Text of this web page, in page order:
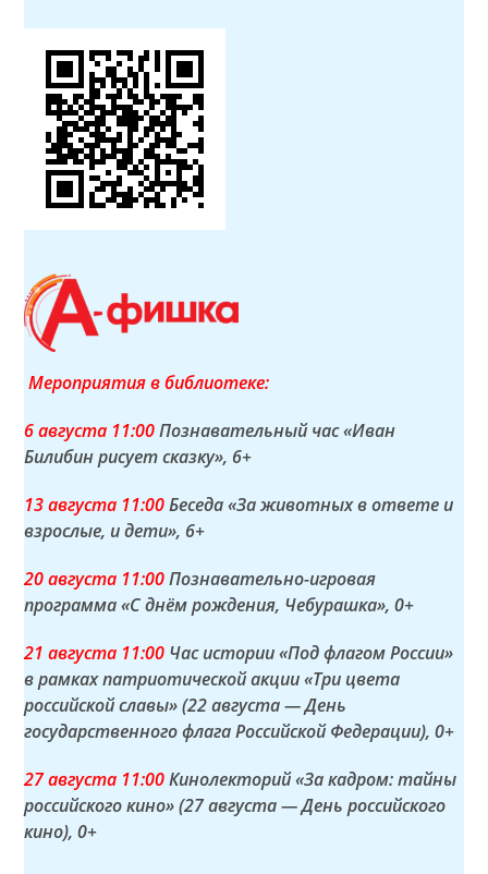
Мероприятия в библиотеке:
6 августа 11:00Познавательный час «Иван
Билибин рисует сказку», 6+
13 августа 11:00Беседа «За животных в ответе и
взрослые, и дети», 6+
20 августа 11:00Познавательно-игровая
программа «С днём рождения, Чебурашка», 0+
21 августа 11:00 Час истории «Под флагом России»
в рамках патриотической акции «Три цвета
российской славы» (22 августа — День
государственного флага Российской Федерации), 0+
27 августа 11:00Кинолекторий «За кадром: тайны
российского кино» (27 августа — День российского
кино), 0+